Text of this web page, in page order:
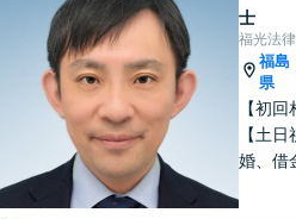
士
福光法
福島
県
【初
【土
婚、借